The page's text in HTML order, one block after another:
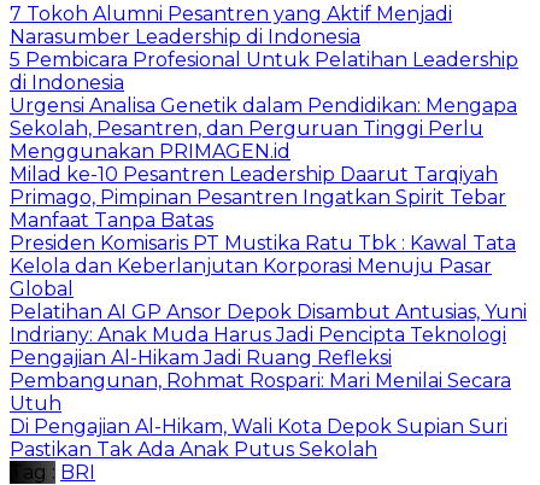
7 Tokoh Alumni Pesantren yang Aktif Menjadi
Narasumber Leadership di Indonesia
5 Pembicara Profesional Untuk Pelatihan Leadership
di Indonesia
Urgensi Analisa Genetik dalam Pendidikan: Mengapa
Sekolah, Pesantren, dan Perguruan Tinggi Perlu
Menggunakan PRIMAGEN.id
Milad ke-10 Pesantren Leadership Daarut Tarqiyah
Primago, Pimpinan Pesantren Ingatkan Spirit Tebar
Manfaat Tanpa Batas
Presiden Komisaris PT Mustika Ratu Tbk : Kawal Tata
Kelola dan Keberlanjutan Korporasi Menuju Pasar
Global
Pelatihan AI GP Ansor Depok Disambut Antusias, Yuni
Indriany: Anak Muda Harus Jadi Pencipta Teknologi
Pengajian Al-Hikam Jadi Ruang Refleksi
Pembangunan, Rohmat Rospari: Mari Menilai Secara
Utuh
Di Pengajian Al-Hikam, Wali Kota Depok Supian Suri
Pastikan Tak Ada Anak Putus Sekolah
Tag : BRI